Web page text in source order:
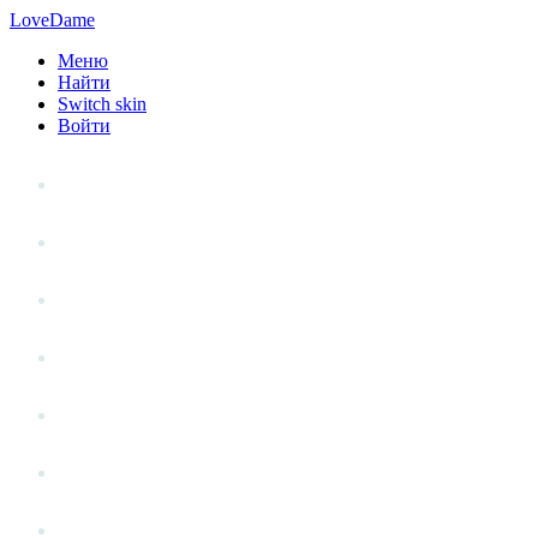
LoveDame
Меню
Найти
Switch skin
Войти